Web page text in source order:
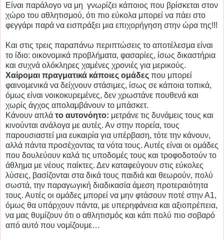
Είναι παράλογο να μη γνωρίζει κάποιος που βρίσκεται στον
χώρο του αθλητισμού, ότι πιο εύκολα μπορεί να πάει στο
φεγγάρι παρά να εισπράξει μια επιχορήγηση στην ώρα της!!!
Και στις τρεις παραπάνω περιπτώσεις το αποτέλεσμα είναι
το ίδιο: οικονομικά προβλήματα, φασαρίες, ίσως δικαστήρια
και συχνά ολόκληρες χαμένες χρονιές για μερικούς.
Χαίρομαι πραγματικά κάποιες ομάδες που μπορεί
φαινομενικά να δείχνουν στάσιμες, ίσως σε κάποια τοπικά,
όμως είναι νοικοκυρεμένες, δεν χρωστάνε πουθενά και
χωρίς άγχος απολαμβάνουν το μπάσκετ.
Κάνουν απλά το αυτονόητο: μετράνε τις δυνάμεις τους και
κινούνται ανάλογα με αυτές. Αν στην πορεία, τους
παρουσιαστεί μια ευκαιρία για υπέρβαση, τότε την κάνουν,
αλλά πάντα προσέχοντας τα νότα τους. Αυτές είναι οι ομάδες
που δουλεύουν καλά τις υποδομές τους και τροφοδοτούν το
άθλημα με νέους παίκτες. Δεν καταφεύγουν στις εύκολες
λύσεις, βασίζονται στα δικά τους παιδιά και θεωρούν, πολύ
σωστά, την παραγωγική διαδικασία άμεση προτεραιότητα
τους. Αυτές οι ομάδες μπορεί να μην φτάσουν ποτέ στην Α1,
όμως θα υπάρχουν πάντα, με υπερηφάνεια και αξιοπρέπεια,
να μας θυμίζουν ότι ο αθλητισμός και κάτι πολύ πιο σοβαρό
από αυτό που νομίζουμε…